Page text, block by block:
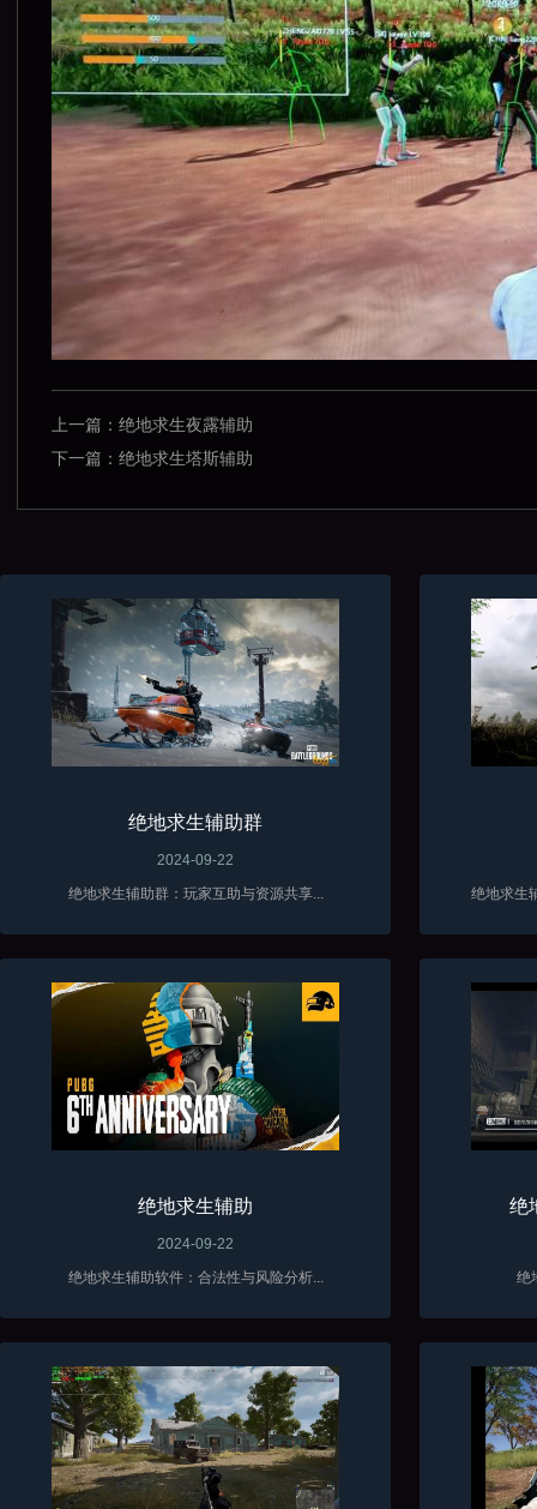
上一篇： 绝地求生夜露辅助
下一篇： 绝地求生塔斯辅助
绝地求生辅助群
2024-09-22
绝地求生辅助群：玩家互助与资源共享...
绝地求生
绝地求生辅助
2024-09-22
绝地求生辅助软件：合法性与风险分析...
绝
绝